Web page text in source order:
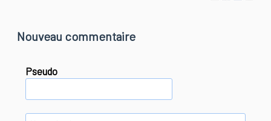
Nouveau commentaire
Pseudo